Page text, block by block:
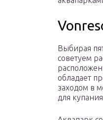
Выбирая
советуем
обладает
заходом в
для